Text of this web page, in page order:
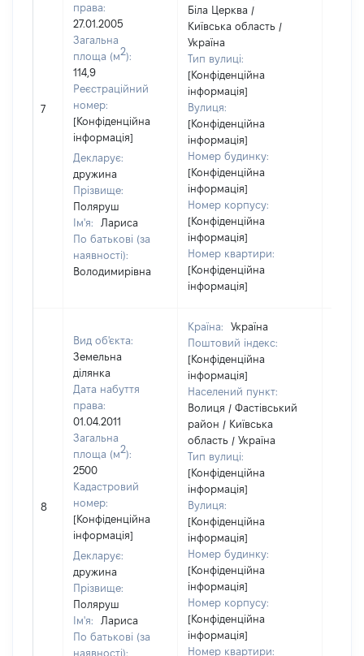
7
права:
27.01.2005
Загальна
площа (м2):
114,9
Реєстраційний
номер:
[Конфіденційна
інформація]
Декларує:
дружина
Прізвище:
Поляруш
Ім'я:
Лариса
По батькові (за
наявності):
Володимирівна
Біла Церква /
Київська область /
Україна
Тип вулиці:
[Конфіденційна
інформація]
Вулиця:
[Конфіденційна
інформація]
Номер будинку:
[Конфіденційна
інформація]
Номер корпусу:
[Конфіденційна
інформація]
Номер квартири:
[Конфіденційна
інформація]
8
Вид об'єкта:
Земельна
ділянка
Дата набуття
права:
01.04.2011
Загальна
площа (м2):
2500
Кадастровий
номер:
[Конфіденційна
інформація]
Декларує:
дружина
Прізвище:
Поляруш
Ім'я:
Лариса
По батькові (за
наявності):
Країна:
Україна
Поштовий індекс:
[Конфіденційна
інформація]
Населений пункт:
Волиця / Фастівський
район / Київська
область / Україна
Тип вулиці:
[Конфіденційна
інформація]
Вулиця:
[Конфіденційна
інформація]
Номер будинку:
[Конфіденційна
інформація]
Номер корпусу:
[Конфіденційна
інформація]
Номер квартири: